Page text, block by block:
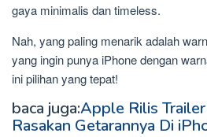
gaya minimalis dan timeless.
Nah, yang paling menarik adalah
yang ingin punya iPhone dengan
ini pilihan yang tepat!
baca juga:Apple Rilis
Rasakan Getarannya Di